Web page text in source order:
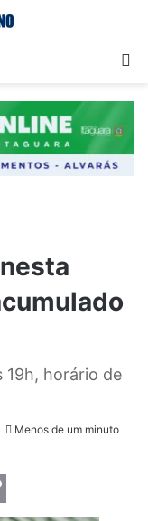
19h, horário de
Menos de um minuto